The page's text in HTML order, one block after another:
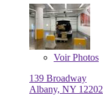
VoirPhotos
139 Broadway
Albany, NY 12202